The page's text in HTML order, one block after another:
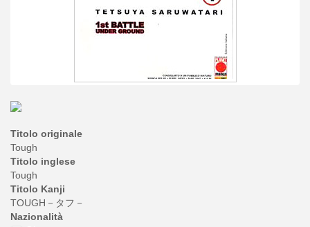
Titolo originale
Tough
Titolo inglese
Tough
Titolo Kanji
TOUGH－タフ－
Nazionalità